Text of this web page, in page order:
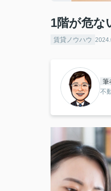
1階が危な
賃貸ノウハウ
筆
不